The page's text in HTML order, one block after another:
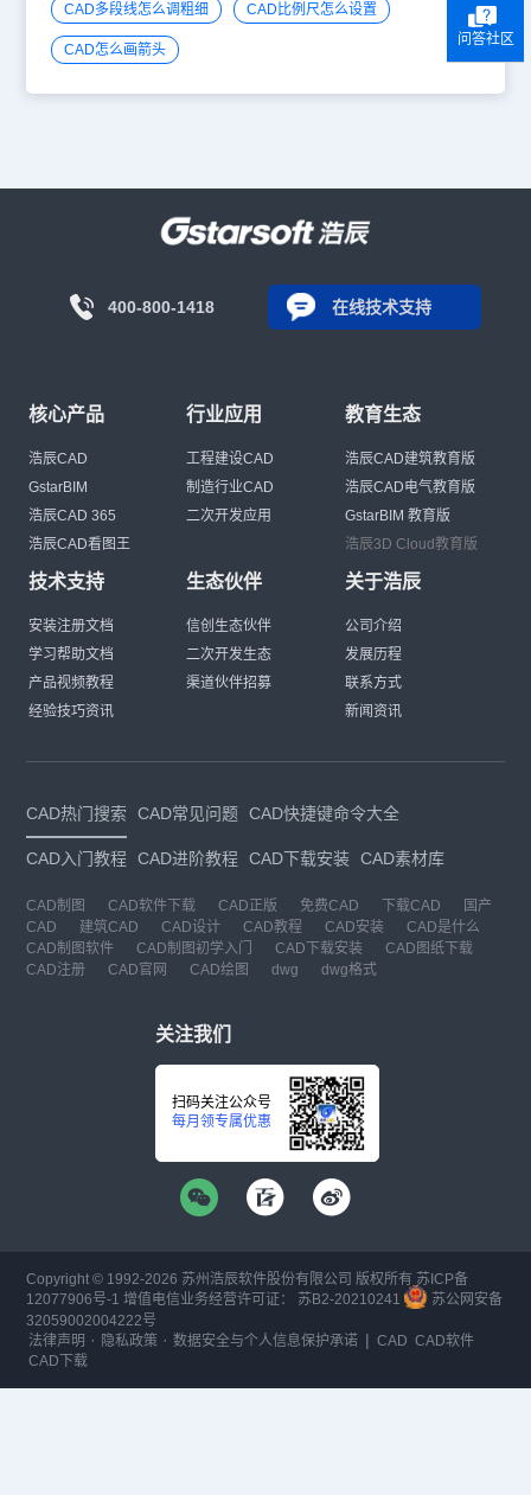
CAD多段线怎么调粗细 CAD比例尺怎么设置
CAD怎么画箭头
400-800-1418 在线技术支持
核心产品
浩辰CAD
GstarBIM
浩辰CAD 365
浩辰CAD看图王
行业应用
工程建设CAD
制造行业CAD
二次开发应用
教育生态
浩辰CAD建筑教育版
浩辰CAD电气教育版
GstarBIM 教育版
浩辰3D Cloud教育版
技术支持
安装注册文档
学习帮助文档
产品视频教程
经验技巧资讯
生态伙伴
信创生态伙伴
二次开发生态
渠道伙伴招募
关于浩辰
公司介绍
发展历程
联系方式
新闻资讯
CAD热门搜索 CAD常见问题 CAD快捷键命令大全
CAD入门教程 CAD进阶教程 CAD下载安装 CAD素材库
CAD制图 CAD软件下载 CAD正版 免费CAD 下载CAD
国产
CAD
建筑CAD CAD设计 CAD教程 CAD安装
CAD是什么
CAD制图软件
CAD制图初学入门 CAD下载安装
CAD图纸下载
CAD注册
CAD官网 CAD绘图 dwg dwg格式
关注我们
扫码关注公众号
每月领专属优惠
Copyright © 1992-2026 苏州浩辰软件股份有限公司 版权所有 苏ICP备
12077906号-1 增值电信业务经营许可证： 苏B2-20210241
苏公网安备
32059002004222号
法律声明 · 隐私政策 ·数据安全与个人信息保护承诺 | CAD CAD软件
CAD下载
问答社区